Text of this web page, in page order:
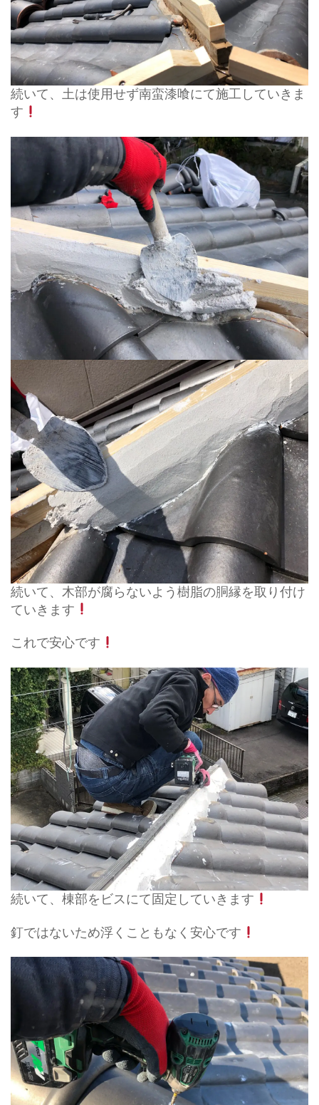
続いて、土は使用せず南蛮漆喰にて施工していきま
す
続いて、木部が腐らないよう樹脂の胴縁を取り付け
ていきます
これで安心です
続いて、棟部をビスにて固定していきます
釘ではないため浮くこともなく安心です